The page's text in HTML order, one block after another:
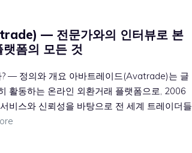
— 전문가와의 인터뷰로 본
폼의 모든 것
— 정의와 개요 아바트레이드(Avatrade)는 글
활동하는 온라인 외환거래 플랫폼으로, 2006
비스와 신뢰성을 바탕으로 전 세계 트레이더들